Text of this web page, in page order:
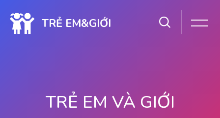
TRẺ EM&GIỚI
TRẺ EM VÀ GIỚI